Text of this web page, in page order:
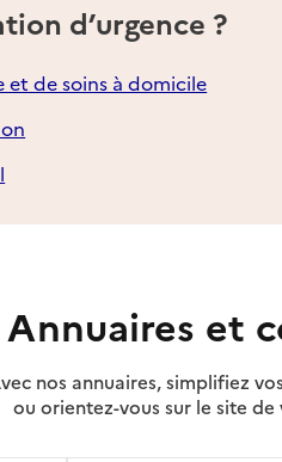
d’urgence ?
et de soins à domicile
Annuaires et
nos annuaires, simplifiez
ou orientez-vous sur le site